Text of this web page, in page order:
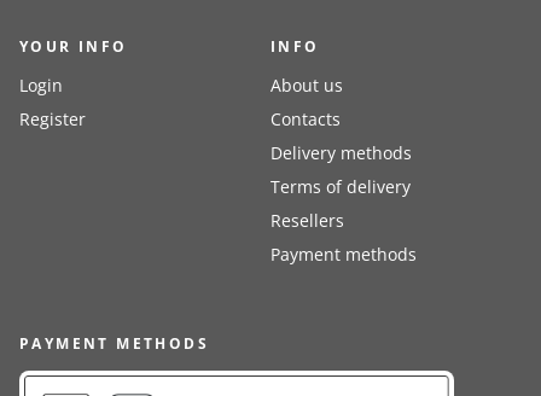
YOUR INFO
Login
Register
INFO
About us
Contacts
Delivery methods
Terms of delivery
Resellers
Payment methods
PAYMENT METHODS